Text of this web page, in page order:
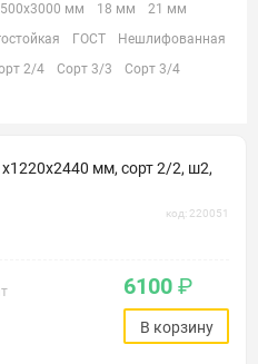
мм 18 мм
21 мм
ГОСТ
Нешлифованная
2/4 Сорт 3/3
Сорт 3/4
мм, сорт 2/2, ш2,
код: 220051
6100 ₽
В корзину